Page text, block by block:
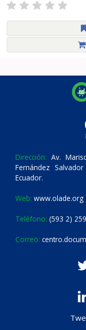
Dirección: Av.
Fernández
Ecuador.
Web: www.olade.org
Teléfono: (593 2)
Correo: